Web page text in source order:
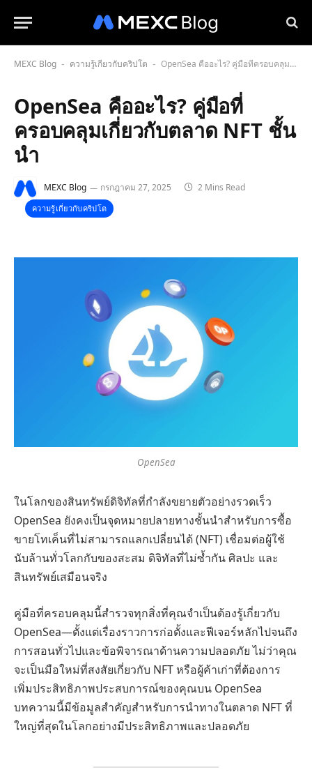
MEXC Blog - ความรู้เกี่ยวกับคริปโต - OpenSea คืออะไร? คู่มือที่ครอบคลุมเกี่ยวกับตลาด NFT ชั้นนำ
OpenSea คืออะไร? คู่มือที่
ครอบคลุมเกี่ยวกับตลาด NFT ชั้น
นำ
MEXC Blog กรกฎาคม 27, 2025 2 Mins Read
ความรู้เกี่ยวกับคริปโต
OpenSea
ในโลกของสินทรัพย์ดิจิทัลที่กำลังขยายตัวอย่างรวดเร็ว
OpenSea ยังคงเป็นจุดหมายปลายทางชั้นนำสำหรับการซื้อ
ขายโทเค็นที่ไม่สามารถแลกเปลี่ยนได้ (NFT) เชื่อมต่อผู้ใช้
นับล้านทั่วโลกกับของสะสม ดิจิทัลที่ไม่ซ้ำกัน ศิลปะ และ
สินทรัพย์เสมือนจริง
คู่มือที่ครอบคลุมนี้สำรวจทุกสิ่งที่คุณจำเป็นต้องรู้เกี่ยวกับ
OpenSea—ตั้งแต่เรื่องราวการก่อตั้งและฟีเจอร์หลักไปจนถึง
การสอนทั่วไปและข้อพิจารณาด้านความปลอดภัย ไม่ว่าคุณ
จะเป็นมือใหม่ที่สงสัยเกี่ยวกับ NFT หรือผู้ค้าเก่าที่ต้องการ
เพิ่มประสิทธิภาพประสบการณ์ของคุณบน OpenSea
บทความนี้มีข้อมูลสำคัญสำหรับการนำทางในตลาด NFT ที่
ใหญ่ที่สุดในโลกอย่างมีประสิทธิภาพและปลอดภัย